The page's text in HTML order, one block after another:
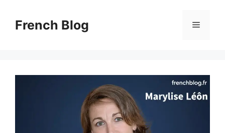
contentFrench Blog Menu